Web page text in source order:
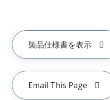
製品仕様書を表示
Email This Page